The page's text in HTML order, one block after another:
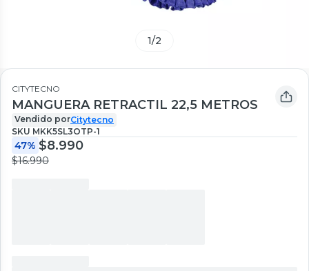
1/2
CITYTECNO
MANGUERA RETRACTIL 22,5 METROS
Vendido porCitytecno
SKU MKK5SL3OTP-1
47% $8.990
$16.990